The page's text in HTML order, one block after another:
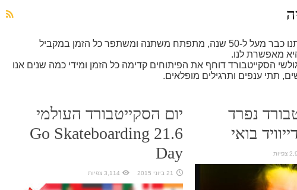
הסקייטבורד כאן איתנו כבר מעל ל-50 שנה, מתפתח משתנה ומשתפר כל הזמן במקביל
מאפשרת לנו.
הסקייטבורד דוחף את הפיתוחים קדימה כל הזמן ומידי כמה שנים אנו
תתי ענפים ותרגילים מופלאים.
נפרד
בואי
יום הסקייטבורד העולמי
21.6 Go Skateboarding
Day
21 ביוני 2015 3,114 צפיות